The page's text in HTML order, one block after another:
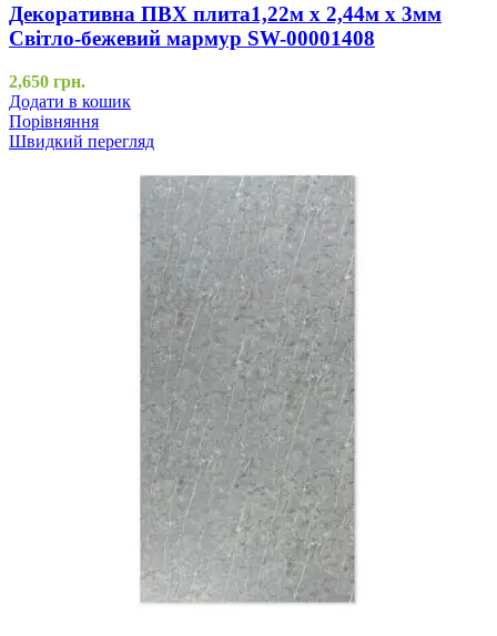
Декоративна ПВХ плита1,22м х 2,44м х 3мм
Світло-бежевий мармур SW-00001408
2,650 грн.
Додати в кошик
Порівняння
Швидкий перегляд